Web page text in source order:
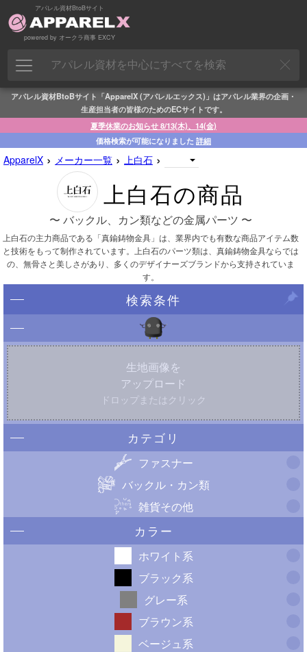
アパレル資材BtoBサイト
powered by オークラ商事 EXCY
アパレル資材BtoBサイト「ApparelX (アパレルエックス)」はアパレル業界の企画・
生産担当者の皆様のためのECサイトです。
夏季休業のお知らせ 8/13(木)、14(金)
価格検索が可能になりました 詳細
ApparelX › メーカー一覧 › 上白石 ›
上白石の商品
〜 バックル、カン類などの金属パーツ 〜
上白石の主力商品である「真鍮鋳物金具」は、業界内でも有数な商品アイテム数
と技術をもって制作されています。上白石のパーツ類は、真鍮鋳物金具ならでは
の、無骨さと美しさがあり、多くのデザイナーズブランドから支持されていま
す。
検索条件
生地画像を
アップロード
ドロップまたはクリック
カテゴリ
ファスナー
バックル・カン類
雑貨その他
カラー
ホワイト系
ブラック系
グレー系
ブラウン系
ベージュ系